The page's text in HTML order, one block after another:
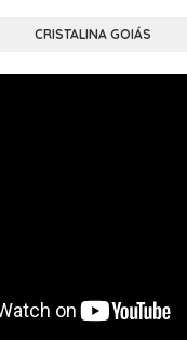
CRISTALINA GOIÁS